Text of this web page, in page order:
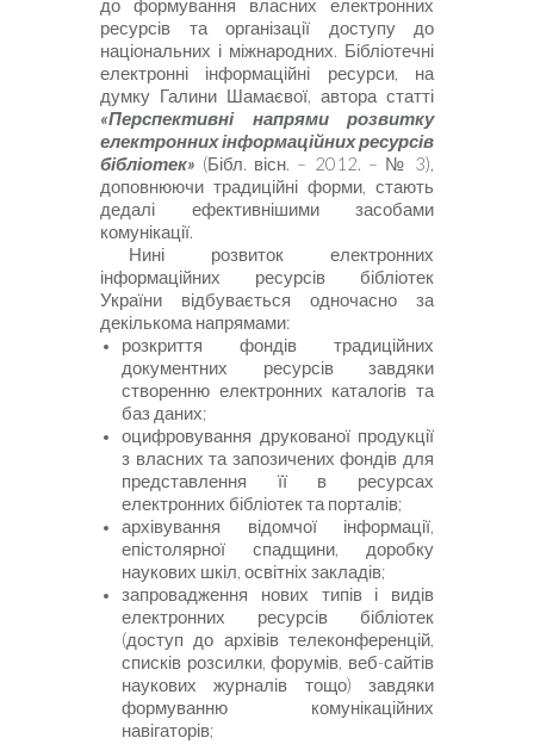
до формування власних електронних
ресурсів та організації доступу до
національних і міжнародних. Бібліотечні
електронні інформаційні ресурси, на
думку Галини Шамаєвої, автора статті
«Перспективні напрями розвитку
електронних інформаційних ресурсів
бібліотек» (Бібл. вісн. – 2012. – № 3),
доповнюючи традиційні форми, стають
дедалі ефективнішими засобами
комунікації.
Нині розвиток електронних
інформаційних ресурсів бібліотек
України відбувається одночасно за
декількома напрямами:
розкриття фондів традиційних
документних ресурсів завдяки
створенню електронних каталогів та
баз даних;
оцифровування друкованої продукції
з власних та запозичених фондів для
представлення її в ресурсах
електронних бібліотек та порталів;
архівування відомчої інформації,
епістолярної спадщини, доробку
наукових шкіл, освітніх закладів;
запровадження нових типів і видів
електронних ресурсів бібліотек
(доступ до архівів телеконференцій,
списків розсилки, форумів, веб-сайтів
наукових журналів тощо) завдяки
формуванню комунікаційних
навігаторів;